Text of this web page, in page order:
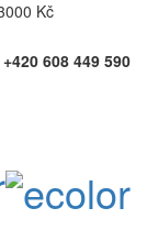
Kč
608 449 590